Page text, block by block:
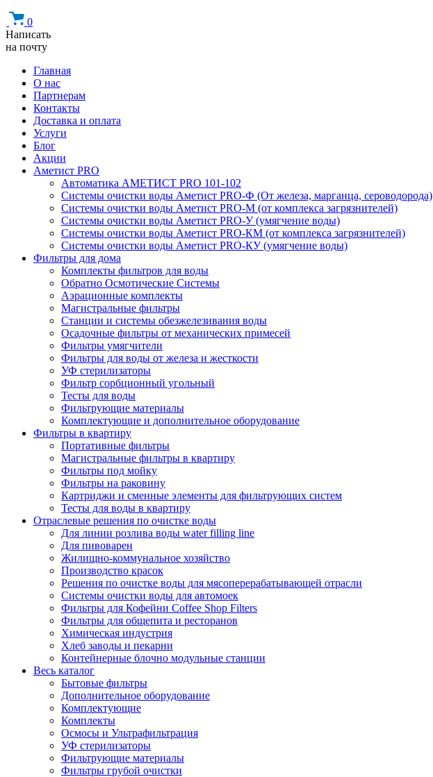
0
Написать
на почту
Главная
О нас
Партнерам
Контакты
Доставка и оплата
Услуги
Блог
Акции
Аметист PRO
Автоматика АМЕТИСТ PRO 101-102
Системы очистки воды Аметист PRO-Ф (От железа, марганца, сероводорода)
Системы очистки воды Аметист PRO-M (от комплекса загрязнителей)
Системы очистки воды Аметист PRO-У (умягчение воды)
Системы очистки воды Аметист PRO-КM (от комплекса загрязнителей)
Системы очистки воды Аметист PRO-КУ (умягчение воды)
Фильтры для дома
Комплекты фильтров для воды
Обратно Осмотические Системы
Аэрационные комплекты
Магистральные фильтры
Станции и системы обезжелезивания воды
Осадочные фильтры от механических примесей
Фильтры умягчители
Фильтры для воды от железа и жесткости
УФ стерилизаторы
Фильтр сорбционный угольный
Тесты для воды
Фильтрующие материалы
Комплектующие и дополнительное оборудование
Фильтры в квартиру
Портативные фильтры
Магистральные фильтры в квартиру
Фильтры под мойку
Фильтры на раковину
Картриджи и сменные элементы для фильтрующих систем
Тесты для воды в квартиру
Отраслевые решения по очистке воды
Для линии розлива воды water filling line
Для пивоварен
Жилищно-коммунальное хозяйство
Производство красок
Решения по очистке воды для мясоперерабатывающей отрасли
Системы очистки воды для автомоек
Фильтры для Кофейни Coffee Shop Filters
Фильтры для общепита и ресторанов
Химическая индустрия
Хлеб заводы и пекарни
Контейнерные блочно модульные станции
Весь каталог
Бытовые фильтры
Дополнительное оборудование
Комплектующие
Комплекты
Осмосы и Ультрафильтрация
УФ стерилизаторы
Фильтрующие материалы
Фильтры грубой очистки